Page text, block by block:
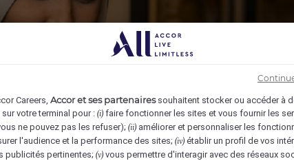
Careers, Accor et ses partenairessouhaitent stocker ou accéder à
votre terminal pour : (i) faire fonctionner les sites et vous fournir les
ne pouvez pas les refuser); (ii) améliorer et personnaliser les
l'audience et la performance des sites; (iv) établir un profil de vos
publicités pertinentes; (v) vous permettre d'interagir avec des réseaux